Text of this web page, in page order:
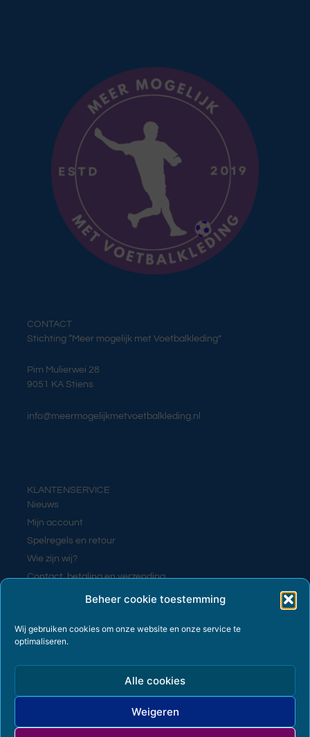
Beheer cookie toestemming
Wij gebruiken cookies om onze website en onze service te
optimaliseren.
Alle cookies
Weigeren
CONTACT
Stichting “Meer mogelijk met Voetbalkleding”
Pim Mulierwei 28
9051 KA Stiens
info@meermogelijkmetvoetbalkleding.nl
KLANTENSERVICE
Nieuws
Mijn account
Spelregels en retour
Wie zijn wij?
Contact, betaling en verzending
Algemene voorwaarden